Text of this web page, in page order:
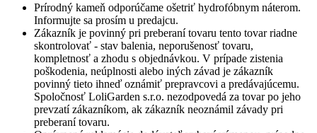
Prírodný kameň odporúčame ošetriť hydrofóbnym náterom.
Informujte sa prosím u predajcu.
Zákazník je povinný pri preberaní tovaru tento tovar riadne
skontrolovať - stav balenia, neporušenosť tovaru,
kompletnosť a zhodu s objednávkou. V prípade zistenia
poškodenia, neúplnosti alebo iných závad je zákazník
povinný tieto ihneď oznámiť prepravcovi a predávajúcemu.
Spoločnosť LoliGarden s.r.o. nezodpovedá za tovar po jeho
prevzatí zákazníkom, ak zákazník neoznámil závady pri
preberaní tovaru.